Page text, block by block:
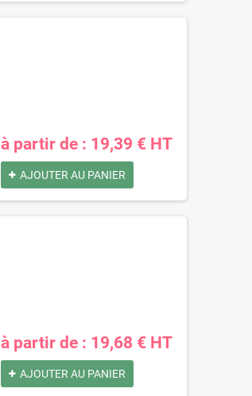
à partir de : 19,39 € HT
AJOUTER AU PANIER
à partir de : 19,68 € HT
AJOUTER AU PANIER